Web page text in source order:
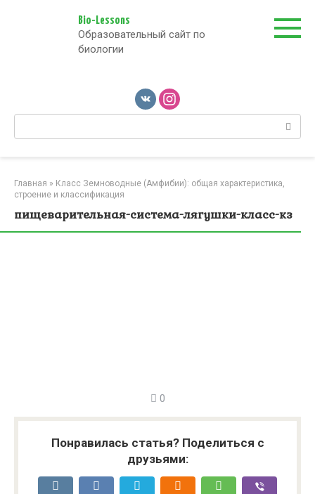
Bio-Lessons
Образовательный сайт по
биологии
Поиск:
Главная » Класс Земноводные (Амфибии): общая характеристика,
строение и классификация
пищеварительная-система-лягушки-класс-кз
0
Понравилась статья? Поделиться с
друзьями: